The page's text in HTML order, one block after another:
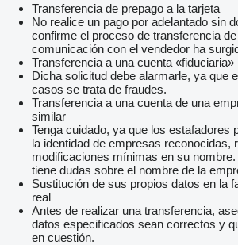
Transferencia de prepago a la tarjeta
No realice un pago por adelantado sin
confirme el proceso de transferencia
comunicación con el vendedor ha
Transferencia a una cuenta «fiduciaria»
Dicha solicitud debe alarmarle, ya que
casos se trata de fraudes.
Transferencia a una cuenta de una
similar
Tenga cuidado, ya que los estafadores
la identidad de empresas reconocidas,
modificaciones mínimas en su
tiene dudas sobre el nombre de la
Sustitución de sus propios datos en la
real
Antes de realizar una transferencia,
datos especificados sean correctos y
en cuestión.